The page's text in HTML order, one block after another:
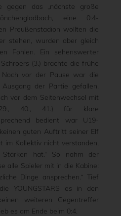
gegen das „nächste große
eine 0:4-
Preußenstadion wollten die
stehen, wurden aber gleich
Fohlen. Ein sehenswerter
(3.) brachte die frühe
vor der Pause war die
der Partie gefallen.
vor dem Seitenwechsel mit
40., 41.) für klare
bedient war U19-
guten Auftritt seiner Elf
im Kollektiv nicht verstanden,
hat.“ So nahm der
alle Spieler mit in die Kabine:
Dinge ansprechen.“ Tief
YOUNGSTARS es in den
weiteren Gegentreffer
es am Ende beim 0:4.